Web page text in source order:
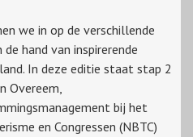
we in op de verschillende
hand van inspirerende
In deze editie staat stap 2
Overeem,
bij het
en Congressen (NBTC)